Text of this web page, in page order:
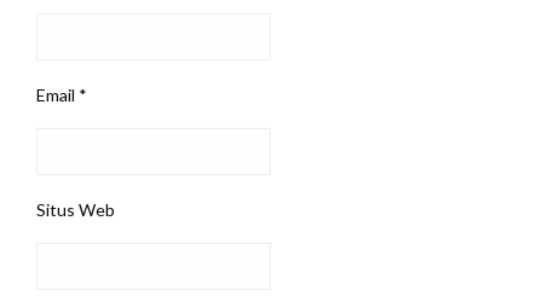
Email *
Situs Web